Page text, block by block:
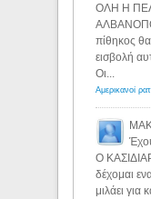
ΟΛΗ Η
πίθηκος
εισβολή
Οι...
Ο
δέχομαι
μιλάει για